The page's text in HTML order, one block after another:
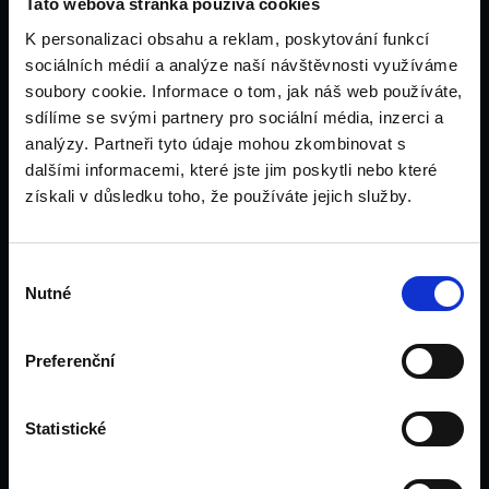
Tato webová stránka používá cookies
K personalizaci obsahu a reklam, poskytování funkcí
sociálních médií a analýze naší návštěvnosti využíváme
soubory cookie. Informace o tom, jak náš web používáte,
sdílíme se svými partnery pro sociální média, inzerci a
analýzy. Partneři tyto údaje mohou zkombinovat s
dalšími informacemi, které jste jim poskytli nebo které
získali v důsledku toho, že používáte jejich služby.
souhlasu
Nutné
Preferenční
Statistické
Kontakt
Blog
Kontakt
+420 734 693 278
hello@unilink.cz
130 00